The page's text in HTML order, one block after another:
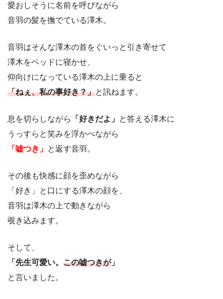
愛おしそうに名前を呼びながら
音羽の髪を撫でている澤木。
音羽はそんな澤木の首をぐいっと引き寄せて
澤木をベッドに寝かせ、
仰向けになっている澤木の上に乗ると
「ねぇ、私の事好き？」と訊ねます。
息を切らしながら 「好きだよ」 と答える澤木に
うっすらと笑みを浮かべながら
「嘘つき」 と返す音羽。
その後も快感に顔を歪めながら
「好き」と口にする澤木の顔を、
音羽は澤木の上で動きながら
覗き込みます。
そして、
「先生可愛い。 この嘘つきが」
と言いました。